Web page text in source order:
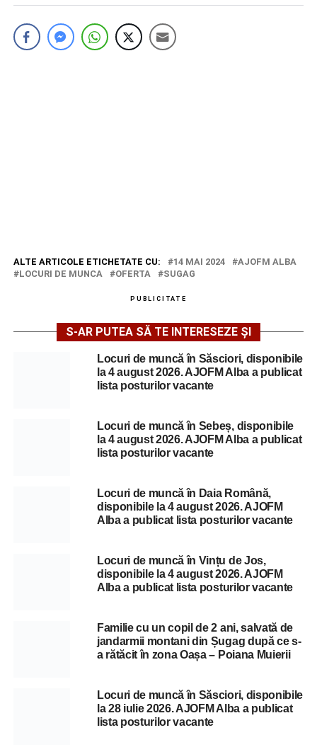
ALTE ARTICOLE ETICHETATE CU: 14 MAI 2024
AJOFM ALBA
LOCURI DE MUNCA
OFERTA SUGAG
PUBLICITATE
S-AR PUTEA SĂ TE INTERESEZE ȘI
Locuri de muncă în Săsciori, disponibile
la 4 august 2026. AJOFM Alba a publicat
lista posturilor vacante
Locuri de muncă în Sebeș, disponibile
la 4 august 2026. AJOFM Alba a publicat
lista posturilor vacante
Locuri de muncă în Daia Română,
disponibile la 4 august 2026. AJOFM
Alba a publicat lista posturilor vacante
Locuri de muncă în Vințu de Jos,
disponibile la 4 august 2026. AJOFM
Alba a publicat lista posturilor vacante
Familie cu un copil de 2 ani, salvată de
jandarmii montani din Șugag după ce s-
a rătăcit în zona Oașa – Poiana Muierii
Locuri de muncă în Săsciori, disponibile
la 28 iulie 2026. AJOFM Alba a publicat
lista posturilor vacante